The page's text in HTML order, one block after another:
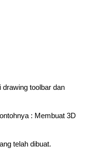
drawing toolbar dan
: Membuat 3D
telah dibuat.